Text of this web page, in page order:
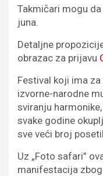
Takmičari mogu
juna.
Detaljne
obrazac za prijavu
Festival koji ima
izvorne-narodne
sviranju
svake godine
sve veći broj
Uz „Foto safari”
manifestacija